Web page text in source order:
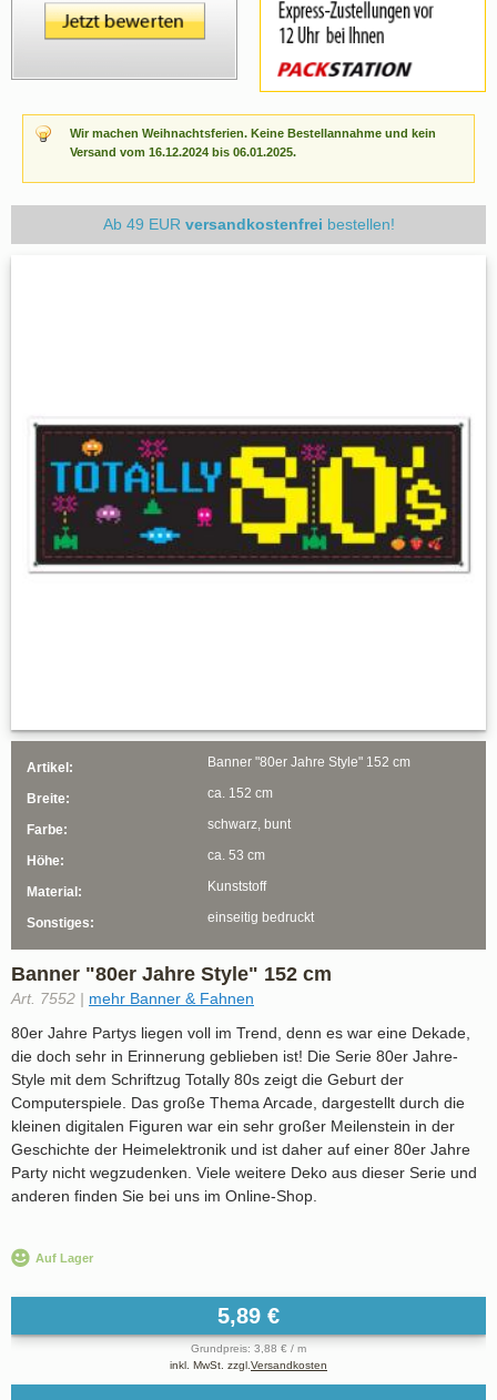
Wir machen Weihnachtsferien. Keine Bestellannahme und kein
Versand vom 16.12.2024 bis 06.01.2025.
Banner "80er Jahre Style" 152 cm
Art. 7552 | mehr Banner & Fahnen
80er Jahre Partys liegen voll im Trend, denn es war eine Dekade,
die doch sehr in Erinnerung geblieben ist! Die Serie 80er Jahre-
Style mit dem Schriftzug Totally 80s zeigt die Geburt der
Computerspiele. Das große Thema Arcade, dargestellt durch die
kleinen digitalen Figuren war ein sehr großer Meilenstein in der
Geschichte der Heimelektronik und ist daher auf einer 80er Jahre
Party nicht wegzudenken. Viele weitere Deko aus dieser Serie und
anderen finden Sie bei uns im Online-Shop.
Auf Lager
5,89 €
Grundpreis: 3,88 € / m
inkl. MwSt. zzgl. Versandkosten
Ab 49 EUR versandkostenfrei bestellen!
Artikel: Banner "80er Jahre Style" 152 cm
Breite: ca. 152 cm
Farbe: schwarz, bunt
Höhe: ca. 53 cm
Material: Kunststoff
Sonstiges: einseitig bedruckt